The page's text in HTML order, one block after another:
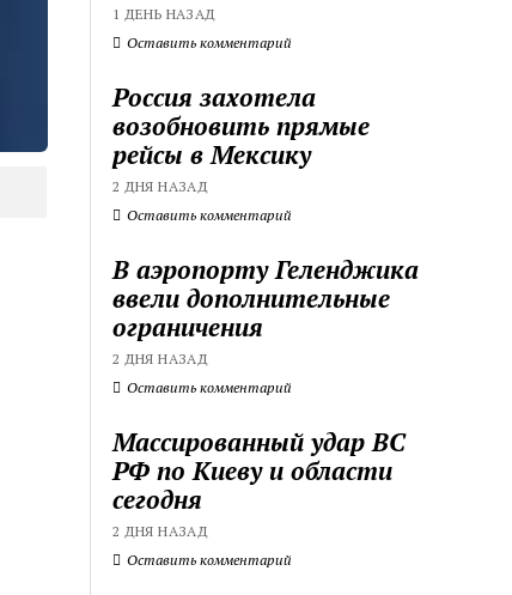
1 ДЕНЬ НАЗАД
Оставить комментарий
Россия захотела
возобновить прямые
рейсы в Мексику
2 ДНЯ НАЗАД
Оставить комментарий
В аэропорту Геленджика
ввели дополнительные
ограничения
2 ДНЯ НАЗАД
Оставить комментарий
Массированный удар ВС
РФ по Киеву и области
сегодня
2 ДНЯ НАЗАД
Оставить комментарий